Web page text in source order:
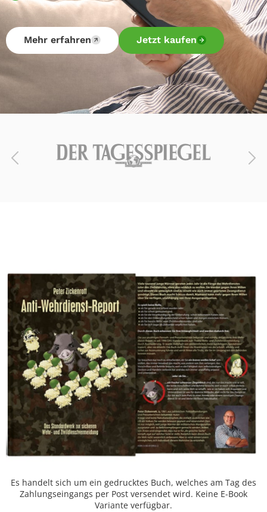
Mehr erfahren Jetzt kaufen
Es handelt sich um ein gedrucktes Buch, welches am Tag des
Zahlungseingangs per Post versendet wird. Keine E-Book
Variante verfügbar.